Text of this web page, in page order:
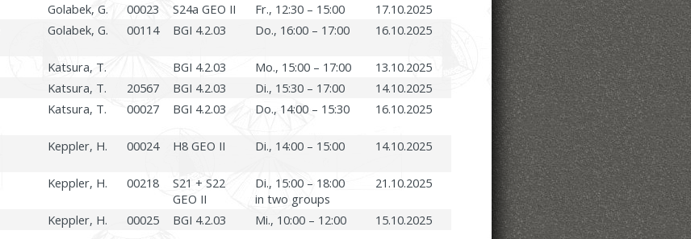
Golabek, G. 00023 S24a GEO II Fr., 12:30 – 15:00
17.10.2025
Golabek, G. 00114 BGI 4.2.03 Do., 16:00 – 17:00 16.10.2025
Katsura, T. BGI 4.2.03 Mo., 15:00 – 17:00
13.10.2025
Katsura, T. 20567 BGI 4.2.03 Di., 15:30 – 17:00
14.10.2025
Katsura, T. 00027 BGI 4.2.03 Do., 14:00 – 15:30 16.10.2025
Keppler, H. 00024 H8 GEO II Di., 14:00 – 15:00 14.10.2025
Keppler, H. 00218
S21 + S22
GEO II
Di., 15:00 – 18:00
in two groups
21.10.2025
Keppler, H. 00025 BGI 4.2.03 Mi., 10:00 – 12:00 15.10.2025